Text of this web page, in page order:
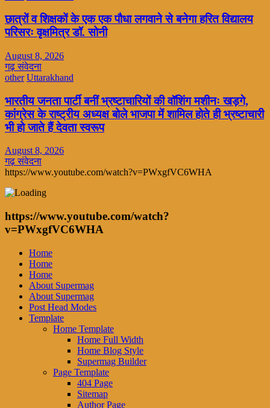
छात्रों व शिक्षकों के एक एक पौधा लगवाने से बनेगा हरित विद्यालय
परिसरः वृक्षमित्र डॉ. सोनी
August 8, 2026
गढ़ संवेदना
other Uttarakhand
भारतीय जनता पार्टी बनीं भ्रष्टाचारियों की वॉशिंग मशीनः खड़गे,
कांग्रेस के राष्ट्रीय अध्यक्ष बोले भाजपा में शामिल होते ही भ्रष्टाचारी
भी हो जाते हैं देवता स्वरूप
August 8, 2026
गढ़ संवेदना
https://www.youtube.com/watch?v=PWxgfVC6WHA
https://www.youtube.com/watch?
v=PWxgfVC6WHA
Home
Home
Home
About Supermag
About Supermag
Post Head Modes
Template
Home Template
Home Full Width
Home Blog Style
Supermag Builder
Page Template
404 Page
Sitemap
Author Page